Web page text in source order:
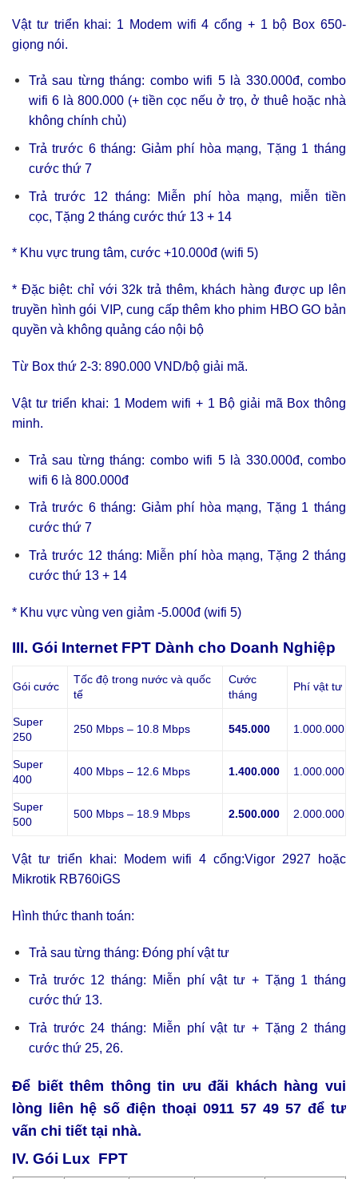
Vật tư triển khai: 1 Modem wifi 4 cổng + 1 bộ Box 650-
giọng nói.
Trả sau từng tháng: combo wifi 5 là 330.000đ, combo
wifi 6 là 800.000 (+ tiền cọc nếu ở trọ, ở thuê hoặc nhà
không chính chủ)
Trả trước 6 tháng: Giảm phí hòa mạng, Tặng 1 tháng
cước thứ 7
Trả trước 12 tháng: Miễn phí hòa mạng, miễn tiền
cọc, Tặng 2 tháng cước thứ 13 + 14
* Khu vực trung tâm, cước +10.000đ (wifi 5)
* Đặc biệt: chỉ với 32k trả thêm, khách hàng được up lên
truyền hình gói VIP, cung cấp thêm kho phim HBO GO bản
quyền và không quảng cáo nội bộ
Từ Box thứ 2-3: 890.000 VND/bộ giải mã.
Vật tư triển khai: 1 Modem wifi + 1 Bộ giải mã Box thông
minh.
Trả sau từng tháng: combo wifi 5 là 330.000đ, combo
wifi 6 là 800.000đ
Trả trước 6 tháng: Giảm phí hòa mạng, Tặng 1 tháng
cước thứ 7
Trả trước 12 tháng: Miễn phí hòa mạng, Tặng 2 tháng
cước thứ 13 + 14
* Khu vực vùng ven giảm -5.000đ (wifi 5)
III. Gói Internet FPT Dành cho Doanh Nghiệp
Gói cước
Tốc độ trong nước và quốc
tế
Cước
tháng
Phí vật tư
Super
250
250 Mbps – 10.8 Mbps 545.000 1.000.000
Super
400
400 Mbps – 12.6 Mbps 1.400.000 1.000.000
Super
500
500 Mbps – 18.9 Mbps 2.500.000 2.000.000
Vật tư triển khai: Modem wifi 4 cổng:Vigor 2927 hoặc
Mikrotik RB760iGS
Hình thức thanh toán:
Trả sau từng tháng: Đóng phí vật tư
Trả trước 12 tháng: Miễn phí vật tư + Tặng 1 tháng
cước thứ 13.
Trả trước 24 tháng: Miễn phí vật tư + Tặng 2 tháng
cước thứ 25, 26.
Để biết thêm thông tin ưu đãi khách hàng vui
lòng liên hệ số điện thoại 0911 57 49 57 để tư
vấn chi tiết tại nhà.
IV. Gói Lux FPT